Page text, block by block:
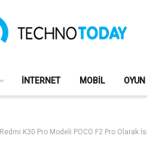
İNTERNET MOBIL OYUN
Redmi K30 Pro Modeli POCO F2 Pro Olarak